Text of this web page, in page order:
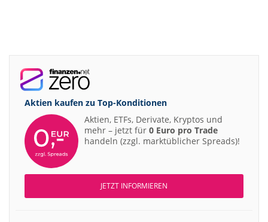
Aktien kaufen zu Top-Konditionen
Aktien, ETFs, Derivate, Kryptos und
mehr – jetzt für 0 Euro pro Trade
handeln (zzgl. marktüblicher Spreads)!
JETZT INFORMIEREN